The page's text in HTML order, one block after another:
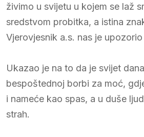
živimo u svijetu u kojem se laž
sredstvom probitka, a istina
Vjerovjesnik a.s. nas je
Ukazao je na to da je svijet
bespoštednoj borbi za moć,
i nameće kao spas, a u duše
strah.